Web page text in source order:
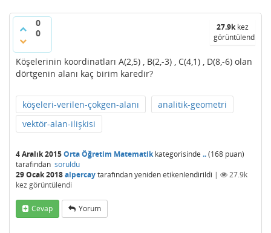
0
0
27.9kkez
görüntülendi
Köşelerinin koordinatları A(2,5) , B(2,-3) , C(4,1) , D(8,-6) olan
dörtgenin alanı kaç birim karedir?
köşeleri-verilen-çokgen-alanı
analitik-geometri
vektör-alan-ilişkisi
4 Aralık 2015Orta Öğretim Matematikkategorisinde ..(168 puan)
tarafından soruldu
29 Ocak 2018alpercaytarafındanyeniden etikenlendirildi |
27.9k
kez görüntülendi
Cevap Yorum